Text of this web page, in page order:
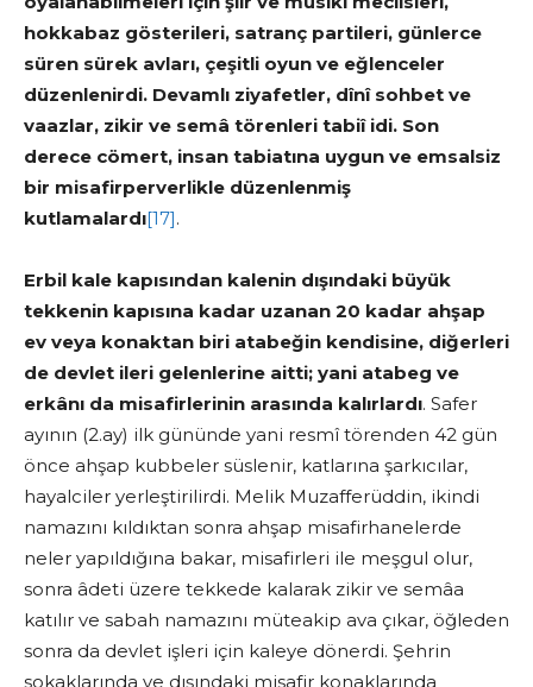
hokkabaz gösterileri, satranç partileri, günlerce
süren sürek avları, çeşitli oyun ve eğlenceler
düzenlenirdi. Devamlı ziyafetler, dînî sohbet ve
vaazlar, zikir ve semâ törenleri tabiî idi. Son
derece cömert, insan tabiatına uygun ve emsalsiz
bir misafirperverlikle düzenlenmiş
kutlamalardı[17].
Erbil kale kapısından kalenin dışındaki büyük
tekkenin kapısına kadar uzanan 20 kadar ahşap
ev veya konaktan biri atabeğin kendisine, diğerleri
de devlet ileri gelenlerine aitti; yani atabeg ve
erkânı da misafirlerinin arasında kalırlardı. Safer
ayının (2.ay) ilk gününde yani resmî törenden 42 gün
önce ahşap kubbeler süslenir, katlarına şarkıcılar,
hayalciler yerleştirilirdi. Melik Muzafferüddin, ikindi
namazını kıldıktan sonra ahşap misafirhanelerde
neler yapıldığına bakar, misafirleri ile meşgul olur,
sonra âdeti üzere tekkede kalarak zikir ve semâa
katılır ve sabah namazını müteakip ava çıkar, öğleden
sonra da devlet işleri için kaleye dönerdi. Şehrin
sokaklarında ve dışındaki misafir konaklarında